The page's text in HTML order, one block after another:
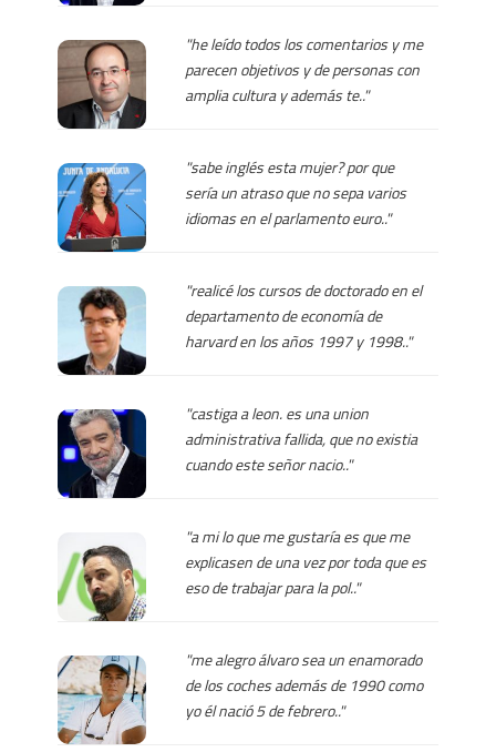
"he leído todos los comentarios y me
parecen objetivos y de personas con
amplia cultura y además te.."
"sabe inglés esta mujer? por que
sería un atraso que no sepa varios
idiomas en el parlamento euro.."
"realicé los cursos de doctorado en el
departamento de economía de
harvard en los años 1997 y 1998.."
"castiga a leon. es una union
administrativa fallida, que no existia
cuando este señor nacio.."
"a mi lo que me gustaría es que me
explicasen de una vez por toda que es
eso de trabajar para la pol.."
"me alegro álvaro sea un enamorado
de los coches además de 1990 como
yo él nació 5 de febrero.."